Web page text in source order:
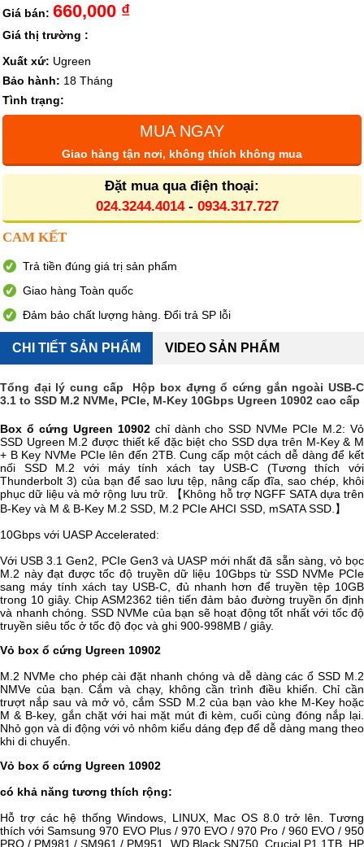
Giá bán: 660,000 ₫
Giá thị trường :
Xuất xứ: Ugreen
Bảo hành: 18 Tháng
Tình trạng:
MUA NGAY
Giao hàng tận nơi, không thích không mua
Đặt mua qua điện thoại:
024.3244.4014- 0934.317.727
CAM KẾT
Trả tiền đúng giá trị sản phẩm
Giao hàng Toàn quốc
Đảm bảo chất lượng hàng. Đổi trả SP lỗi
CHI TIẾT SẢN PHẨM VIDEO SẢN PHẨM
Tổng đại lý cung cấp Hộp box đựng ổ cứng gắn ngoài USB-C
3.1 to SSD M.2 NVMe, PCIe, M-Key 10Gbps Ugreen 10902 cao cấp
Box ổ cứng Ugreen 10902 chỉ dành cho SSD NVMe PCIe M.2: Vỏ
SSD Ugreen M.2 được thiết kế đặc biệt cho SSD dựa trên M-Key & M
+ B Key NVMe PCIe lên đến 2TB. Cung cấp một cách dễ dàng để kết
nối SSD M.2 với máy tính xách tay USB-C (Tương thích với
Thunderbolt 3) của bạn để sao lưu tệp, nâng cấp đĩa, sao chép, khôi
phục dữ liệu và mở rộng lưu trữ. 【Không hỗ trợ NGFF SATA dựa trên
B-Key và M & B-Key M.2 SSD, M.2 PCIe AHCI SSD, mSATA SSD.】
10Gbps với UASP Accelerated:
Với USB 3.1 Gen2, PCIe Gen3 và UASP mới nhất đã sẵn sàng, vỏ bọc
M.2 này đạt được tốc độ truyền dữ liệu 10Gbps từ SSD NVMe PCIe
sang máy tính xách tay USB-C, đủ nhanh hơn để truyền tệp 10GB
trong 10 giây. Chip ASM2362 tiên tiến đảm bảo đường truyền ổn định
và nhanh chóng. SSD NVMe của bạn sẽ hoạt động tốt nhất với tốc độ
truyền siêu tốc ở tốc độ đọc và ghi 900-998MB / giây.
Vỏ box ổ cứng Ugreen 10902
M.2 NVMe cho phép cài đặt nhanh chóng và dễ dàng các ổ SSD M.2
NMVe của bạn. Cắm và chạy, không cần trình điều khiển. Chỉ cần
trượt nắp sau và mở vỏ, cắm SSD M.2 của bạn vào khe M-Key hoặc
M & B-key, gắn chặt với hai mặt mút đi kèm, cuối cùng đóng nắp lại.
Nhỏ gọn và di động với vỏ nhôm kiểu dáng đẹp để dễ dàng mang theo
khi di chuyển.
Vỏ box ổ cứng Ugreen 10902
có khả năng tương thích rộng:
Hỗ trợ các hệ thống Windows, LINUX, Mac OS 8.0 trở lên. Tương
thích với Samsung 970 EVO Plus / 970 EVO / 970 Pro / 960 EVO / 950
PRO / PM981 / SM961 / PM951, WD Black SN750, Crucial P1 1TB, HP